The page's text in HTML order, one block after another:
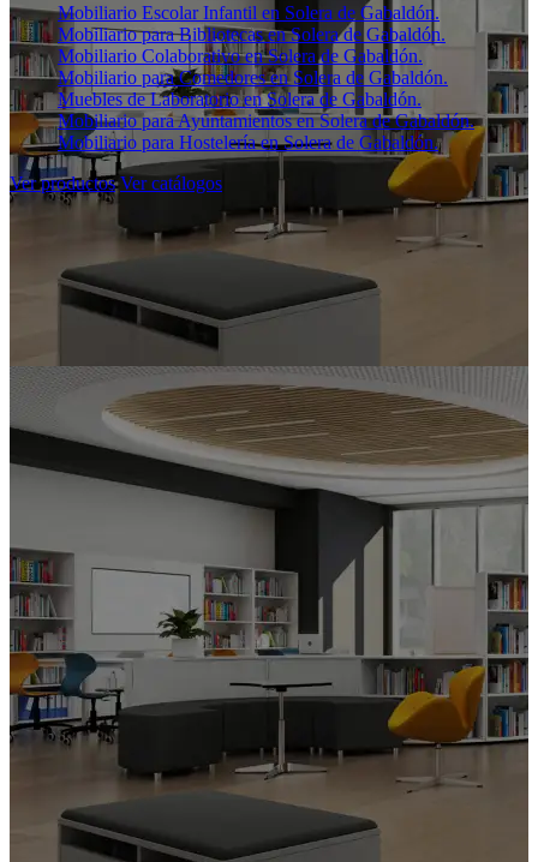
Mobiliario Escolar Infantil en Solera de Gabaldón.
Mobiliario para Bibliotecas en Solera de Gabaldón.
Mobiliario Colaborativo en Solera de Gabaldón.
Mobiliario para Comedores en Solera de Gabaldón.
Muebles de Laboratorio en Solera de Gabaldón.
Mobiliario para Ayuntamientos en Solera de Gabaldón.
Mobiliario para Hostelería en Solera de Gabaldón.
Ver productos Ver catálogos